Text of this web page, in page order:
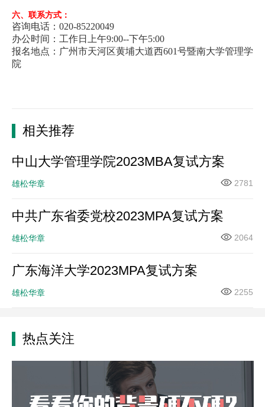
六、联系方式：
咨询电话：020-85220049
办公时间：工作日上午9:00--下午5:00
报名地点：广州市天河区黄埔大道西601号暨南大学管理学
院
相关推荐
中山大学管理学院2023MBA复试方案
雄松华章 2781
中共广东省委党校2023MPA复试方案
雄松华章 2064
广东海洋大学2023MPA复试方案
雄松华章 2255
热点关注